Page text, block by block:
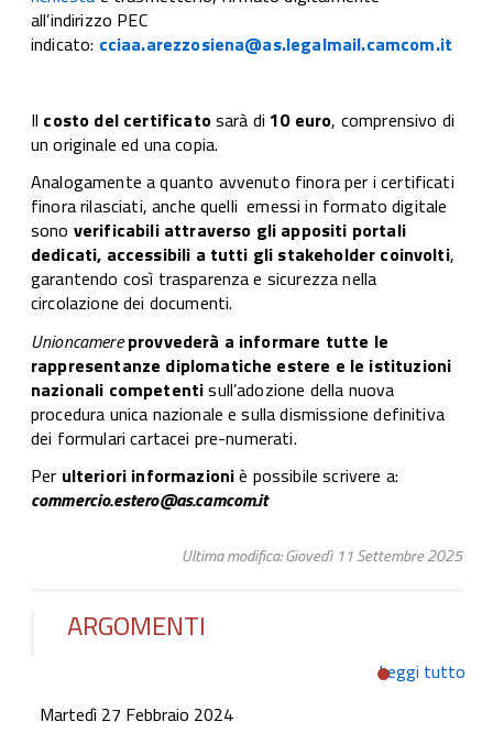
all’indirizzo PEC
indicato: cciaa.arezzosiena@as.legalmail.camcom.it
Il costo del certificatosarà di10 euro, comprensivo di
un originale ed una copia.
Analogamente a quanto avvenuto finora per i certificati
finora rilasciati, anche quelli emessi in formato digitale
sono verificabili attraverso gli appositi portali
dedicati, accessibili a tutti gli stakeholder coinvolti,
garantendo così trasparenza e sicurezza nella
circolazione dei documenti.
Unioncamereprovvederà a informare tutte le
rappresentanze diplomatiche estere e le istituzioni
nazionali competentisull’adozione della nuova
procedura unica nazionale e sulla dismissione definitiva
dei formulari cartacei pre-numerati.
Per ulteriori informazioniè possibile scrivere a:
commercio.estero@as.camcom.it
Ultima modifica: Giovedì 11 Settembre 2025
ARGOMENTI
Leggi tutto
Martedì 27 Febbraio 2024